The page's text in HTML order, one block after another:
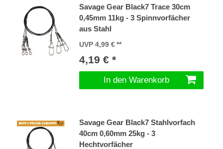
Savage Gear Black7 Trace 30cm
0,45mm 11kg - 3 Spinnvorfächer
aus Stahl
UVP 4,99 €
4,19 € *
In den Warenkorb
Savage Gear Black7 Stahlvorfach
40cm 0,60mm 25kg - 3
Hechtvorfächer